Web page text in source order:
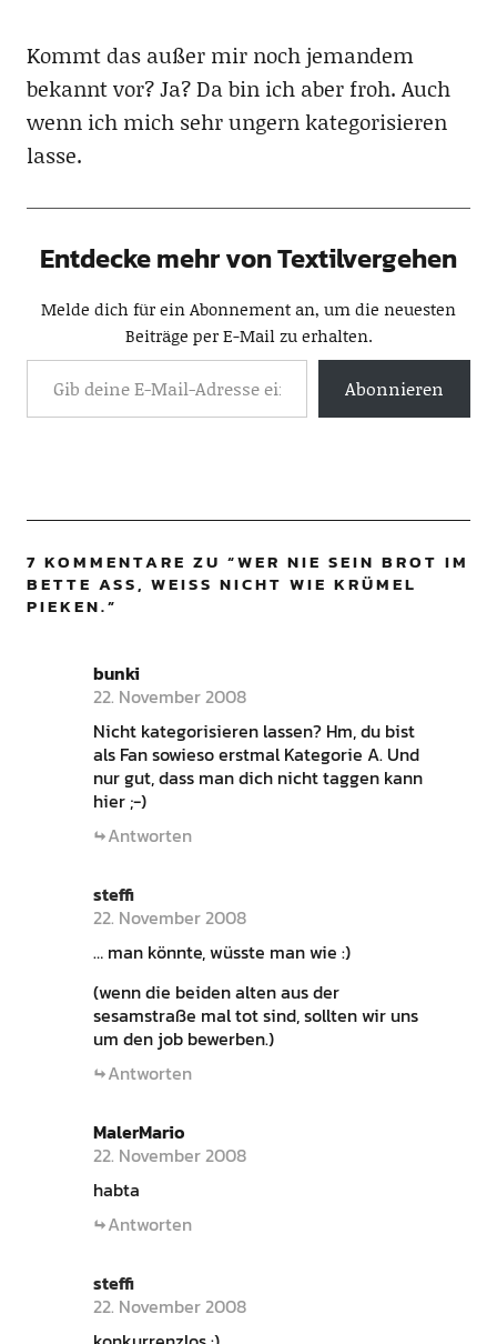
Kommt das außer mir noch jemandem
bekannt vor? Ja? Da bin ich aber froh. Auch
wenn ich mich sehr ungern kategorisieren
lasse.
Entdecke mehr von Textilvergehen
Melde dich für ein Abonnement an, um die neuesten
Beiträge per E-Mail zu erhalten.
Abonnieren
7 KOMMENTARE ZU “WER NIE SEIN BROT IM
BETTE ASS, WEISS NICHT WIE KRÜMEL PI
EKEN.
”
bunki
22. November 2008
Nicht kategorisieren lassen? Hm, du bist
als Fan sowieso erstmal Kategorie A. Und
nur gut, dass man dich nicht taggen kann
hier ;-)
Antworten
steffi
22. November 2008
… man könnte, wüsste man wie :)
(wenn die beiden alten aus der
sesamstraße mal tot sind, sollten wir uns
um den job bewerben.)
Antworten
MalerMario
22. November 2008
habta
Antworten
steffi
22. November 2008